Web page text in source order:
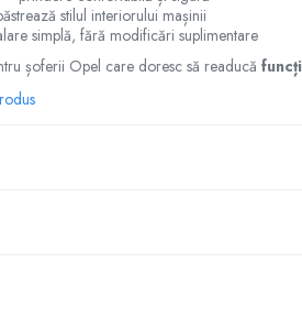
stilul interiorului mașinii
simplă, fără modificări suplimentare
șoferii Opel care doresc să readucă